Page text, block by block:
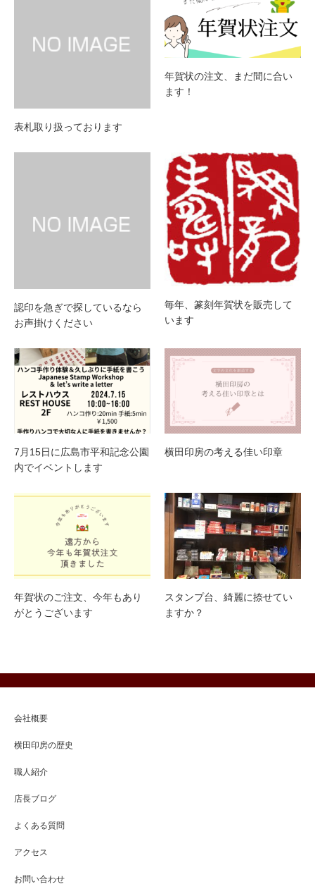
表札取り扱っております
年賀状の注文、まだ間に合い
ます！
認印を急ぎで探しているなら
お声掛けください
毎年、篆刻年賀状を販売して
います
7月15日に広島市平和記念公園
内でイベントします
横田印房の考える佳い印章
年賀状のご注文、今年もあり
がとうございます
スタンプ台、綺麗に捺せてい
ますか？
会社概要
横田印房の歴史
職人紹介
店長ブログ
よくある質問
アクセス
お問い合わせ